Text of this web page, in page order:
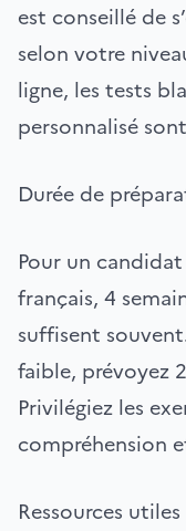
est conseillé de
selon votre
ligne, les tests
personnalisé
Durée de
Pour un
français, 4
suffisent
faible, prévoyez
Privilégiez les
compréhension
Ressources